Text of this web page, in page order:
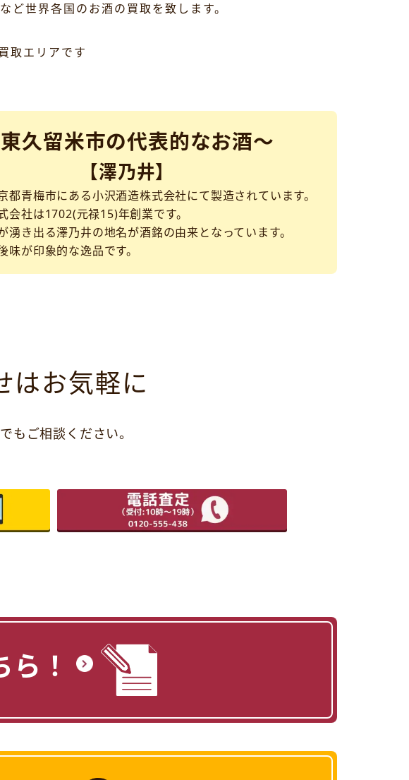
世界各国のお酒の買取を致します。
取エリアです
久留米市の代表的なお酒～
【澤乃井】
都青梅市にある小沢酒造株式会社にて製造されています。
会社は1702(元禄15)年創業です。
湧き出る澤乃井の地名が酒銘の由来となっています。
味が印象的な逸品です。
はお気軽に
もご相談ください。
ら！